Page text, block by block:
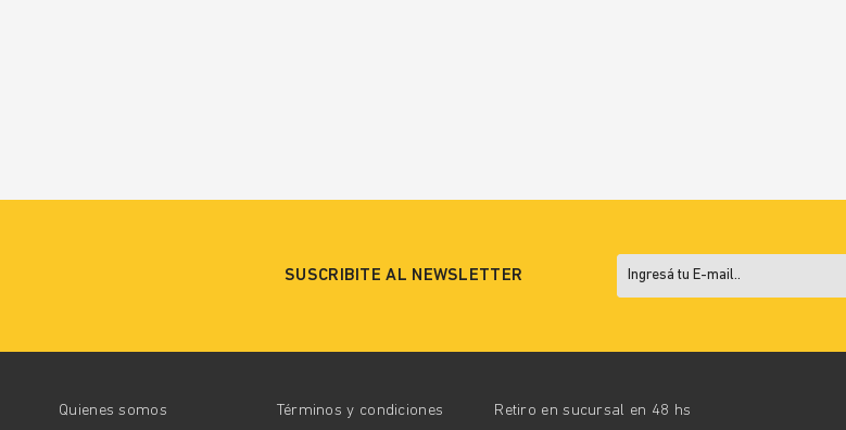
SUSCRIBITE AL NEWSLETTER
Quienes somos Términos y condiciones Retiro en sucursal en 48 hs